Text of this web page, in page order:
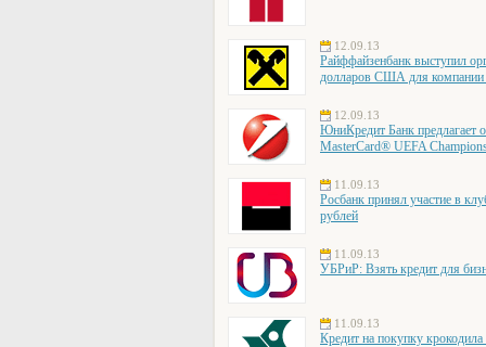
12.09.13
Райффайзенбанк выступил
долларов США для
12.09.13
ЮниКредит Банк предлагает
MasterCard® UEFA
11.09.13
Росбанк принял участие в
рублей
11.09.13
УБРиР: Взять кредит для
11.09.13
Кредит на покупку